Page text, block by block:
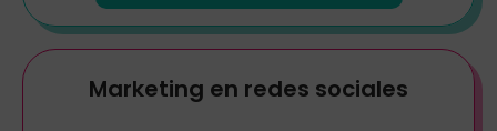
Marketing en redes sociales